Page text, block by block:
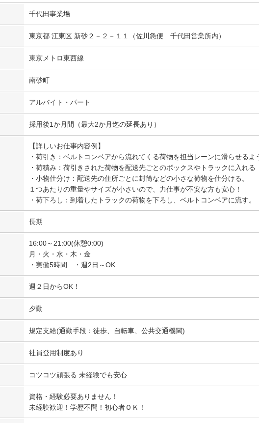
千代田事業場
東京都 江東区 新砂２－２－１１（佐川急便 千代田営業所内）
東京メトロ東西線
南砂町
アルバイト・パート
採用後1か月間（最大2か月迄の延長あり）
【詳しいお仕事内容例】
・荷引き：ベルトコンベアから流れてくる荷物を担当レーンに滑らせるよ
・荷積み：荷引きされた荷物を配送先ごとのボックスやトラックに入れる
・小物仕分け：配送先の住所ごとに封筒などの小さな荷物を仕分ける。
１つあたりの重量やサイズが小さいので、力仕事が不安な方も安心！
・荷下ろし：到着したトラックの荷物を下ろし、ベルトコンベアに流す。
長期
16:00～21:00(休憩0:00)
月・火・水・木・金
・実働5時間 ・週2日～OK
週２日からOK！
夕勤
規定支給(通勤手段：徒歩、自転車、公共交通機関)
社員登用制度あり
コツコツ頑張る 未経験でも安心
資格・経験必要ありません！
未経験歓迎！学歴不問！初心者ＯＫ！